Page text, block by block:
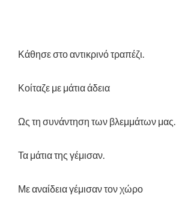
Κάθησε στο αντικρινό τραπέζι.
Κοίταζε με μάτια άδεια
Ως τη συνάντηση των βλεμμάτων μας.
Τα μάτια της γέμισαν.
Με αναίδεια γέμισαν τον χώρο